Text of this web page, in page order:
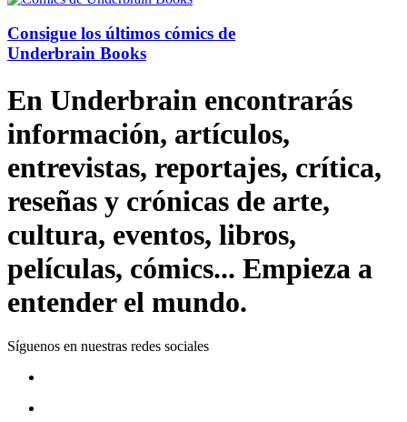
Consigue los últimos cómics de
Underbrain Books
En Underbrain encontrarás
información, artículos,
entrevistas, reportajes, crítica,
reseñas y crónicas de arte,
cultura, eventos, libros,
películas, cómics... Empieza a
entender el mundo.
Síguenos en nuestras redes sociales